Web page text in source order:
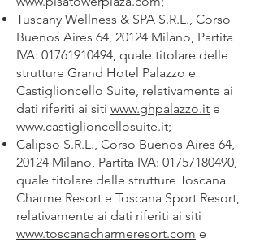
Tuscany Wellness & SPA S.R.L., Corso
Buenos Aires 64, 20124 Milano, Partita
IVA: 01761910494, quale titolare delle
strutture Grand Hotel Palazzo e
Castiglioncello Suite, relativamente ai
dati riferiti ai siti www.ghpalazzo.it e
www.castiglioncellosuite.it;
Calipso S.R.L., Corso Buenos Aires 64,
20124 Milano, Partita IVA: 01757180490,
quale titolare delle strutture Toscana
Charme Resort e Toscana Sport Resort,
relativamente ai dati riferiti ai siti
www.toscanacharmeresort.com e